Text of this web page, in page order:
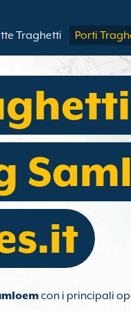
Traghetti Porti
con i principali